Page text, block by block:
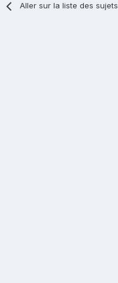
Aller sur la liste des sujets